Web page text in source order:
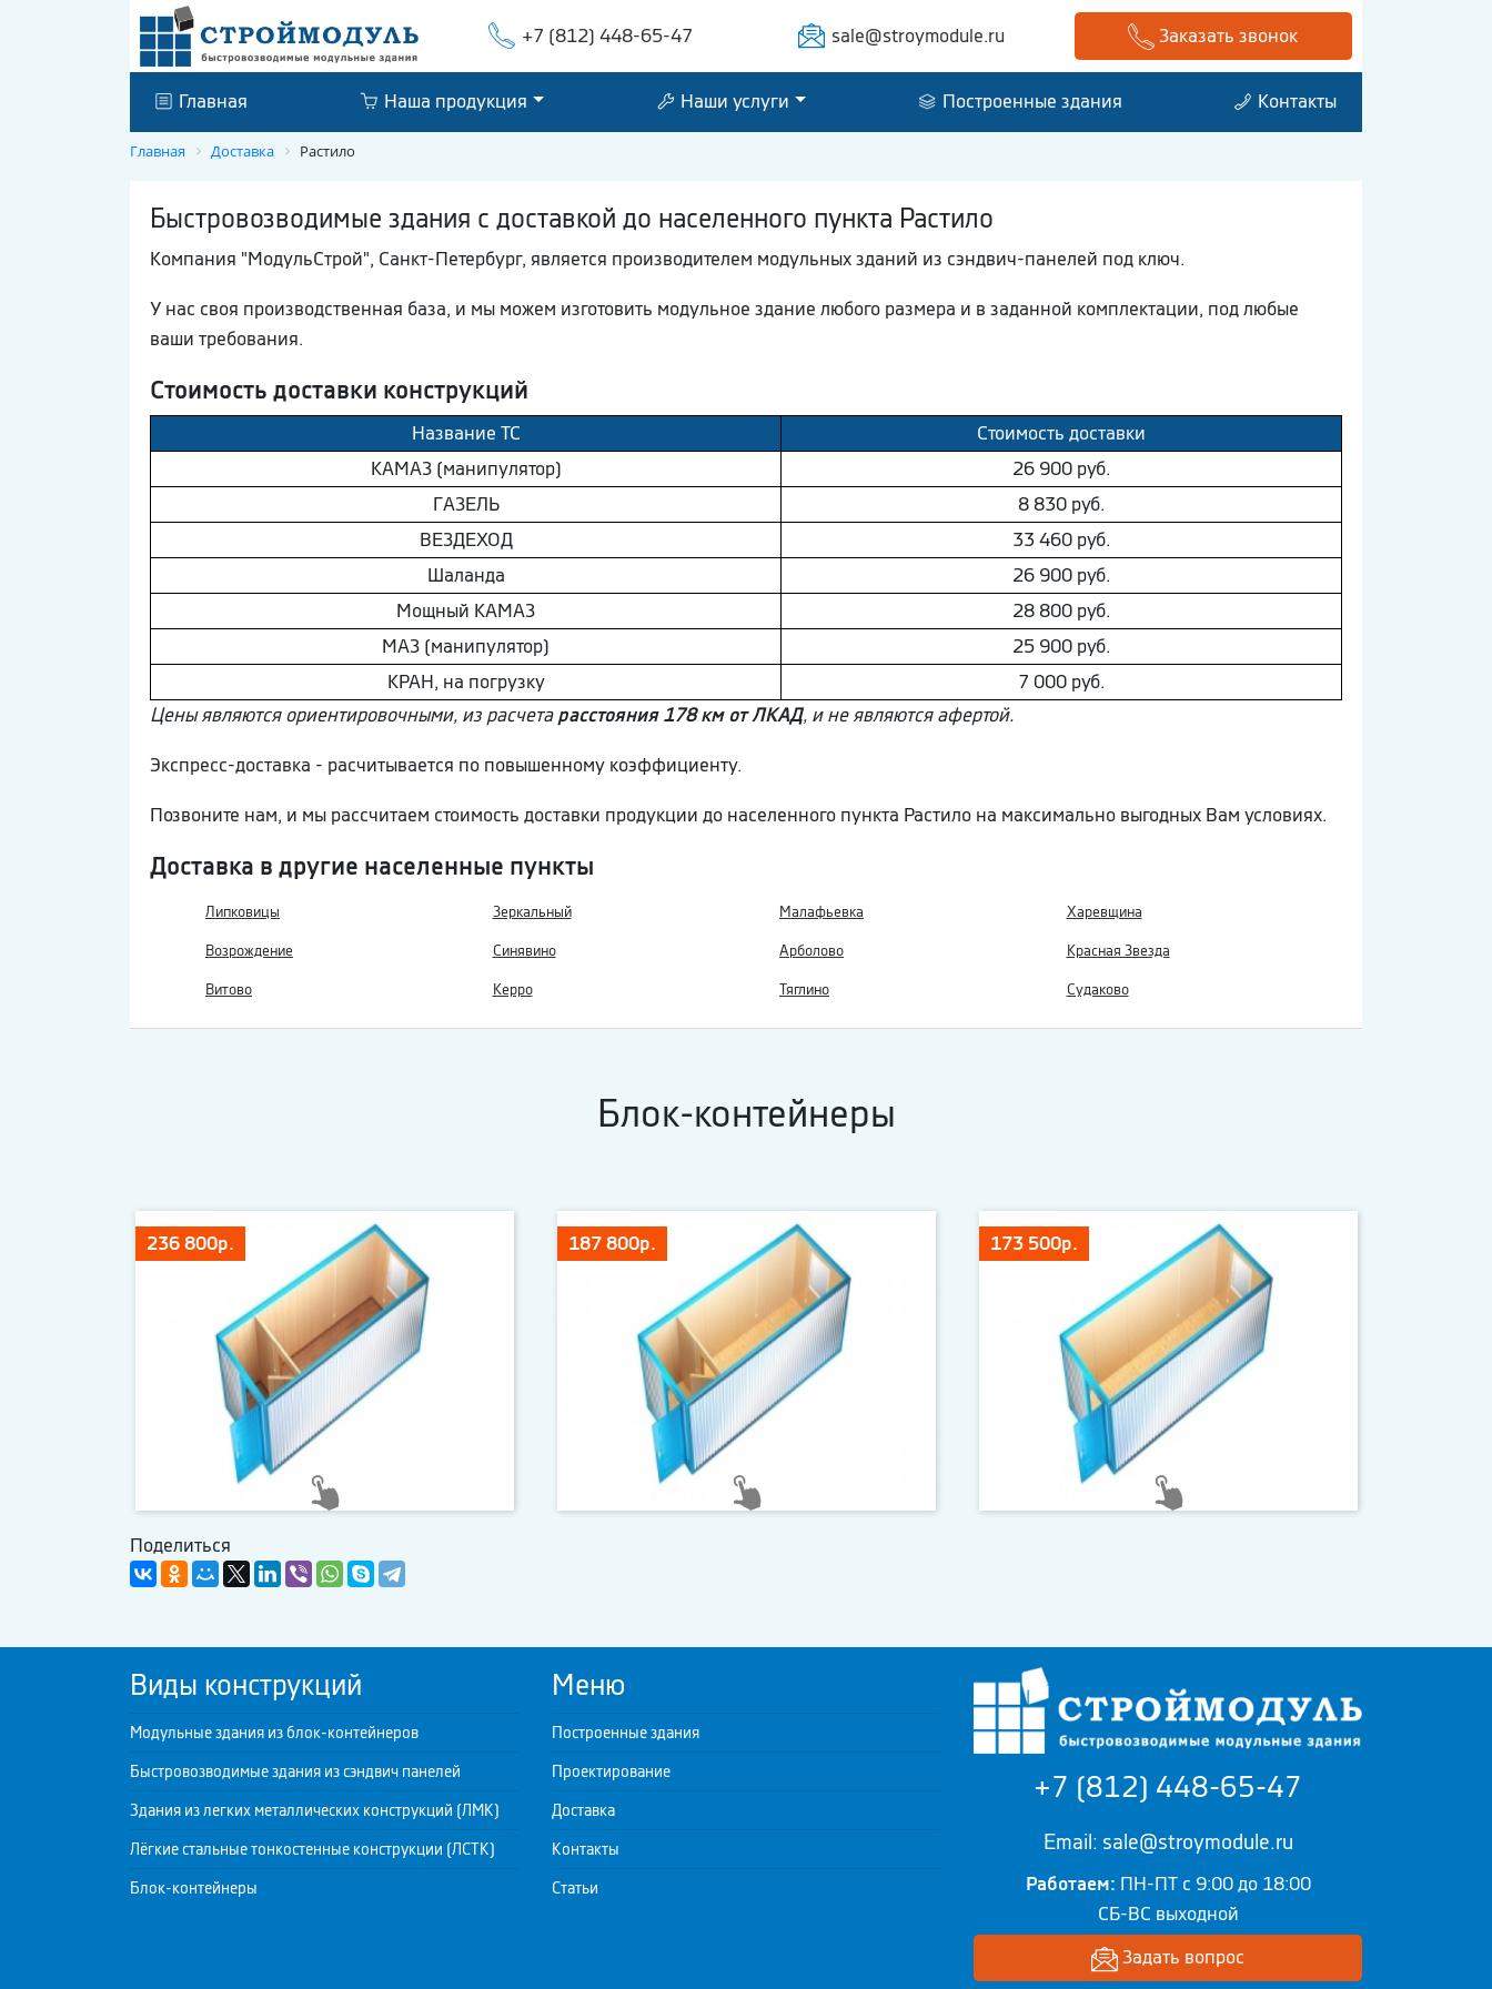
+7 (812) 448-65-47 sale@stroymodule.ru Заказать звонок
Главная Наша продукция Наши услуги Построенные здания Контакты
Главная Доставка Растило
Быстровозводимые здания с доставкой до населенного пункта Растило
Компания "МодульСтрой", Санкт-Петербург, является производителем модульных зданий из сэндвич-панелей под ключ.
У нас своя производственная база, и мы можем изготовить модульное здание любого размера и в заданной комплектации, под любые
ваши требования.
Стоимость доставки конструкций
Название ТС
Стоимость доставки
КAМAЗ (манипулятор)
26 900 руб.
ГAЗEЛЬ
8 830 руб.
ВEЗДEХОД
33 460 руб.
Шaлaнда
26 900 руб.
Мощный КAМAЗ
28 800 руб.
МAЗ (манипулятор)
25 900 руб.
КРАН, на погрузку
7 000 руб.
Цены являются ориентировочными, из расчетарасстояния 178 км от ЛКАД, и не являются афертой.
Экспресс-доставка - расчитывается по повышенному коэффициенту.
Позвоните нам, и мы рассчитаем стоимость доставки продукции до населенного пункта Растило на максимально выгодных Вам условиях.
Доставка в другие населенные пункты
Липковицы Зеркальный Малафьевка Харевщина
Возрождение Синявино Арболово Красная Звезда
Витово Керро Тяглино Судаково
Блок-контейнеры
236 800р. 187 800р. 173 500р.
Поделиться
Виды конструкций
Модульные здания из блок-контейнеров
Быстровозводимые здания из сэндвич панелей
Здания из легких металлических конструкций (ЛМК)
Лёгкие стальные тонкостенные конструкции (ЛСТК)
Блок-контейнеры
Меню
Построенные здания
Проектирование
Доставка
Контакты
Статьи
+7 (812) 448-65-47
Email: sale@stroymodule.ru
Работаем: ПН-ПТ с 9:00 до 18:00
СБ-ВС выходной
Задать вопрос